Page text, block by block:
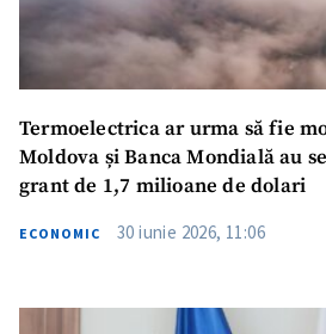
Termoelectrica ar urma să fie
Moldova și Banca Mondială au
grant de 1,7 milioane de dolari
ECONOMIC 30 iunie 2026, 11:06